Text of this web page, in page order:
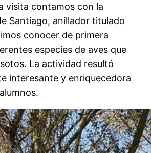
visita contamos con la
Santiago, anillador titulado
conocer de primera
especies de aves que
La actividad resultó
interesante y enriquecedora